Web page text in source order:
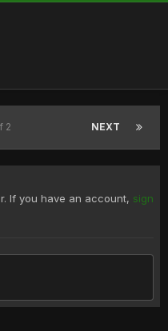
NEXT
2
If you have an account, sign